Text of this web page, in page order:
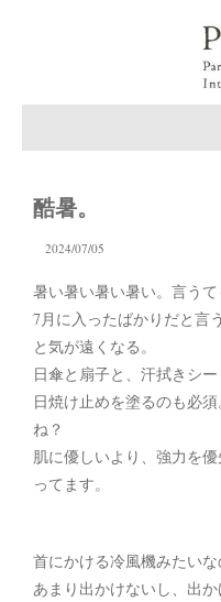
酷暑。
2024/07/05
暑い暑い暑い暑い。言うて
7月に入ったばかりだと言
と気が遠くなる。
日傘と扇子と、汗拭きシ
日焼け止めを塗るのも必
ね？
肌に優しいより、強力を
ってます。
首にかける冷風機みたい
あまり出かけないし、出